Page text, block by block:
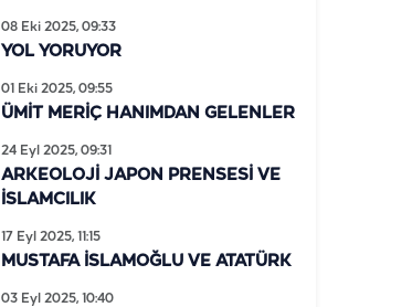
YOL YORUYOR
08 Eki 2025, 09:33
ÜMİT MERİÇ HANIMDAN GELENLER
01 Eki 2025, 09:55
ARKEOLOJİ JAPON PRENSESİ VE
İSLAMCILIK
24 Eyl 2025, 09:31
MUSTAFA İSLAMOĞLU VE ATATÜRK
17 Eyl 2025, 11:15
03 Eyl 2025, 10:40